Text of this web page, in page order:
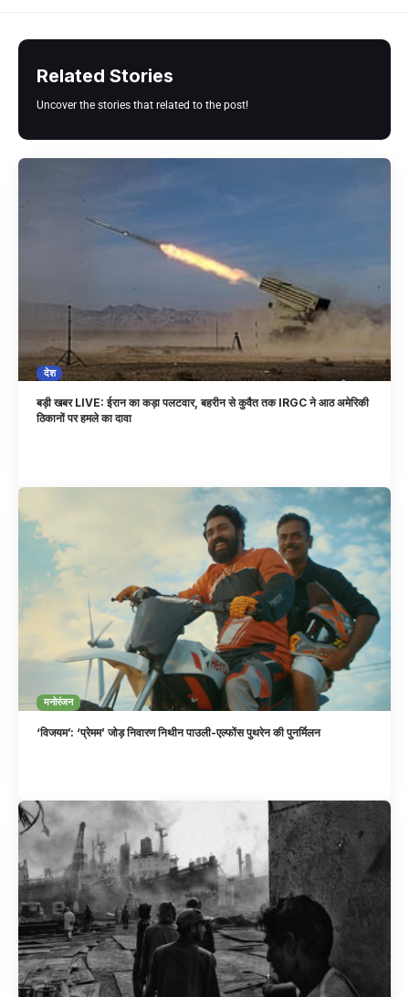
Related Stories
Uncover the stories that related to the post!
देश
बड़ी खबर LIVE: ईरान का कड़ा पलटवार, बहरीन से कुवैत तक IRGC ने आठ अमेरिकी
ठिकानों पर हमले का दावा
मनोरंजन
‘विजयम’: ‘प्रेमम’ जोड़ निवारण निथीन पाउली-एल्फोंस पुथरेन की पुनर्मिलन